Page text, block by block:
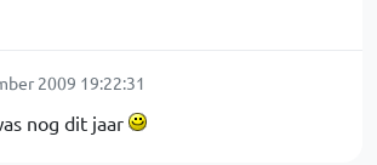
2009 19:22:31
nog dit jaar